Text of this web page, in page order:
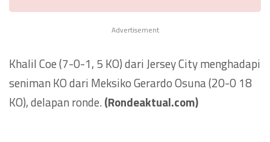
Advertisement
Khalil Coe (7-0-1, 5 KO) dari Jersey City menghadapi
seniman KO dari Meksiko Gerardo Osuna (20-0 18
KO), delapan ronde.(Rondeaktual.com)